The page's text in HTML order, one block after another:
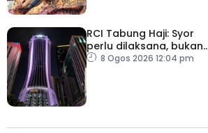
RCI Tabung Haji: Syor
perlu dilaksana, bukan
sekadar laporan – Pakar
8 Ogos 2026 12:04 pm